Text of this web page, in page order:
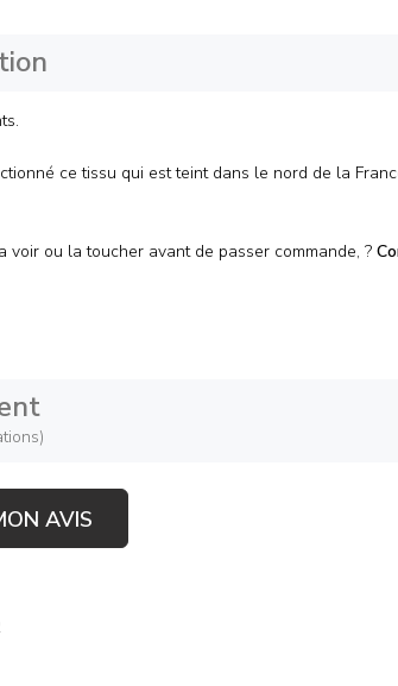
ce tissu qui est teint dans le nord de la
voir ou la toucher avant de passer commande, ?
AVIS